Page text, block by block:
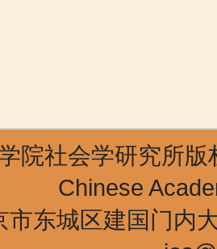
院社会学研究所
Chinese
市东城区建国门